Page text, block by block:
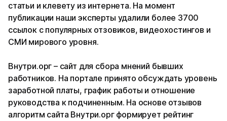
статьи и клевету из интернета. На момент
публикации наши эксперты удалили более 3700
ссылок с популярных отзовиков, видеохостингов и
СМИ мирового уровня.
Внутри.орг – сайт для сбора мнений бывших
работников. На портале принято обсуждать уровень
заработной платы, график работы и отношение
руководства к подчиненным. На основе отзывов
алгоритм сайта Внутри.орг формирует рейтинг